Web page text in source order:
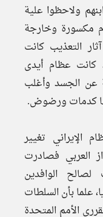
ولاحظوا علية
مكسورة وخارجة
التعذيب كانت
كانت عظام أيدى
عن الجسد وأغلب
كدمات ورضوض.
الإيراني تغيير
العربي فصادرت
الوافدين
أحوازيا، علما بأن السلطات
الأمم المتحدة